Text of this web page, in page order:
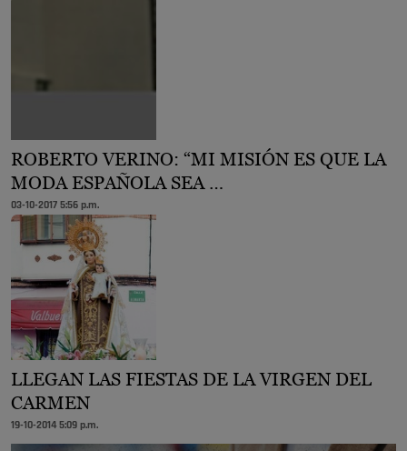
ROBERTO VERINO: “MI MISIÓN ES QUE LA
MODA ESPAÑOLA SEA …
03-10-2017 5:56 p.m.
LLEGAN LAS FIESTAS DE LA VIRGEN DEL
CARMEN
19-10-2014 5:09 p.m.